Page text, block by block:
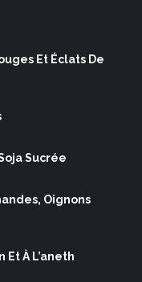
Et Éclats De
Sucrée
Oignons
À L’aneth